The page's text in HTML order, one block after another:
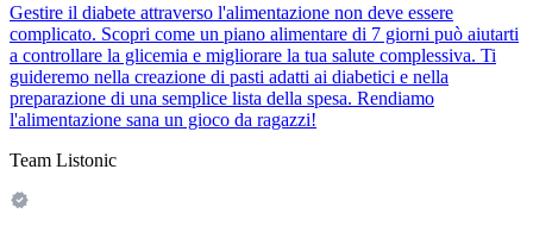
Gestire il diabete attraverso l'alimentazione non deve essere
complicato. Scopri come un piano alimentare di 7 giorni può aiutarti
a controllare la glicemia e migliorare la tua salute complessiva. Ti
guideremo nella creazione di pasti adatti ai diabetici e nella
preparazione di una semplice lista della spesa. Rendiamo
l'alimentazione sana un gioco da ragazzi!
Team Listonic